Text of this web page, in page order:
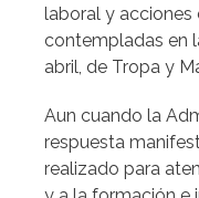
laboral y
contempladas en
abril, de Tropa y
Aun cuando la
respuesta
realizado para